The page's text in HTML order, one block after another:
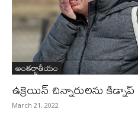
అంతర్జాతీయం
ఉక్రెయిన్‌ చిన్నారులను
March 21, 2022